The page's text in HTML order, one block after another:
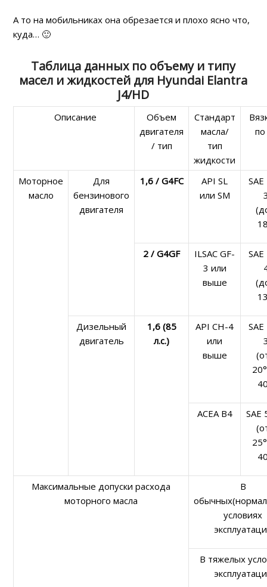
А то на мобильниках она обрезается и плохо ясно что,
куда… 🙂
Таблица данных по объему и типу
масел и жидкостей для Hyundai Elantra
J4/HD
Описание
Объем
двигателя
/ тип
Стандарт
масла/
тип
жидкости
по
Моторное
масло
Для
бензинового
двигателя
1,6 / G4FC
API SL
или SM
2 / G4GF
ILSAC GF-
3 или
выше
Дизельный
двигатель
1,6 (85
л.с.)
API CH-4
или
выше
ACEA B4
SAE
Максимальные допуски расхода
моторного масла
В
условиях
В тяжелых